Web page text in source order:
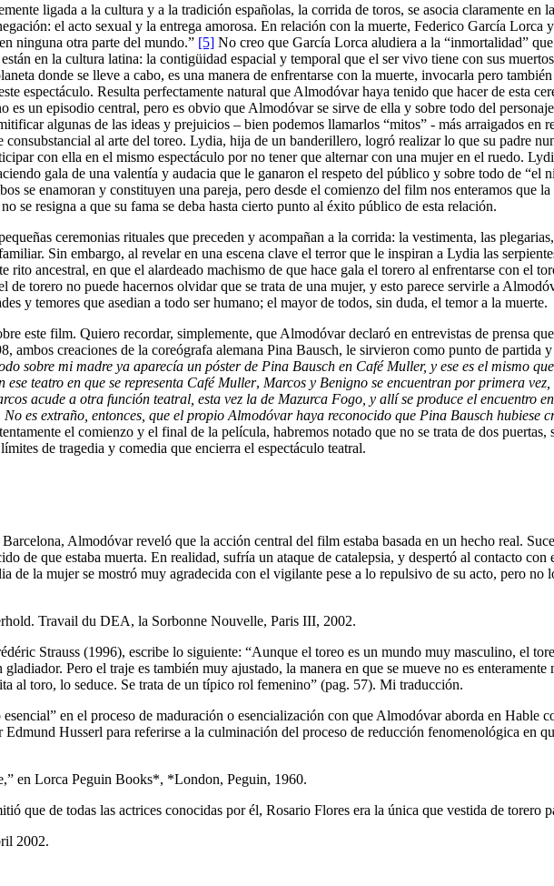
ligada a la cultura y a la tradición españolas, la corrida de toros, se asocia claramente
el acto sexual y la entrega amorosa. En relación con la muerte, Federico García Lorca
ninguna otra parte del mundo.” [5] No creo que García Lorca aludiera a la “inmortalidad”
en la cultura latina: la contigüidad espacial y temporal que el ser vivo tiene con sus
donde se lleve a cabo, es una manera de enfrentarse con la muerte, invocarla pero
espectáculo. Resulta perfectamente natural que Almodóvar haya tenido que hacer de esta
es un episodio central, pero es obvio que Almodóvar se sirve de ella y sobre todo del
algunas de las ideas y prejuicios – bien podemos llamarlos “mitos” - más arraigados
al arte del toreo. Lydia, hija de un banderillero, logró realizar lo que su padre
con ella en el mismo espectáculo por no tener que alternar con una mujer en el ruedo.
gala de una valentía y audacia que le ganaron el respeto del público y sobre todo de “el
se enamoran y constituyen una pareja, pero desde el comienzo del film nos enteramos que
se resigna a que su fama se deba hasta cierto punto al éxito público de esta relación.
ceremonias rituales que preceden y acompañan a la corrida: la vestimenta, las
Sin embargo, al revelar en una escena clave el terror que le inspiran a Lydia las
rito ancestral, en que el alardeado machismo de que hace gala el torero al enfrentarse con el
de torero no puede hacernos olvidar que se trata de una mujer, y esto parece servirle a
y temores que asedian a todo ser humano; el mayor de todos, sin duda, el temor a la muerte.
este film. Quiero recordar, simplemente, que Almodóvar declaró en entrevistas de prensa
ambos creaciones de la coreógrafa alemana Pina Bausch, le sirvieron como punto de partida
sobre mi madre ya aparecía un póster de Pina Bausch en Café Muller, y ese es el mismo
teatro en que se representa Café Muller, Marcos y Benigno se encuentran por primera
acude a otra función teatral, esta vez la de Mazurca Fogo, y allí se produce el encuentro
es extraño, entonces, que el propio Almodóvar haya reconocido que Pina Bausch hubiese
el comienzo y el final de la película, habremos notado que no se trata de dos
de tragedia y comedia que encierra el espectáculo teatral.
Almodóvar reveló que la acción central del film estaba basada en un hecho real.
de que estaba muerta. En realidad, sufría un ataque de catalepsia, y despertó al contacto
de la mujer se mostró muy agradecida con el vigilante pese a lo repulsivo de su acto, pero no
Travail du DEA, la Sorbonne Nouvelle, Paris III, 2002.
Strauss (1996), escribe lo siguiente: “Aunque el toreo es un mundo muy masculino, el
Pero el traje es también muy ajustado, la manera en que se mueve no es
al toro, lo seduce. Se trata de un típico rol femenino” (pag. 57). Mi traducción.
en el proceso de maduración o esencialización con que Almodóvar aborda en
Husserl para referirse a la culminación del proceso de reducción fenomenológica en
en Lorca Peguin Books*, *London, Peguin, 1960.
que de todas las actrices conocidas por él, Rosario Flores era la única que vestida de torero
2002.